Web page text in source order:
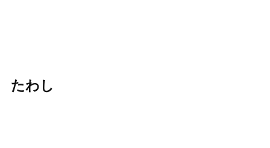
たわし